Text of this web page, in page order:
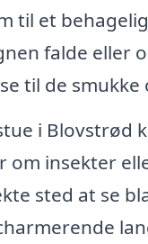
til et
falde eller
til de
i Blovstrød
insekter
sted at se